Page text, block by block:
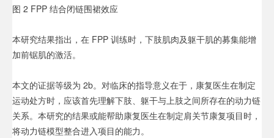
图 2 FPP 结合闭链围裙效应
本研究结果指出，在 FPP 训练时，下肢肌肉及躯干肌的募集能增
加前锯肌的激活。
本文的证据等级为 2b。对临床的指导意义在于，康复医生在制定
运动处方时，应该首先理解下肢、躯干与上肢之间所存在的动力链
关系。本研究的结果或能帮助康复医生在制定肩关节康复项目时，
将动力链模型整合进入项目的能力。